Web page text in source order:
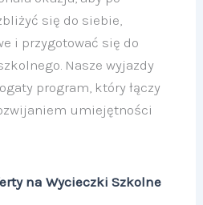
się do siebie,
i przygotować się do
Nasze wyjazdy
program, który łączy
umiejętności
na Wycieczki Szkolne